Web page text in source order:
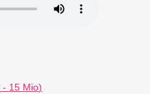
- 15 Mio)